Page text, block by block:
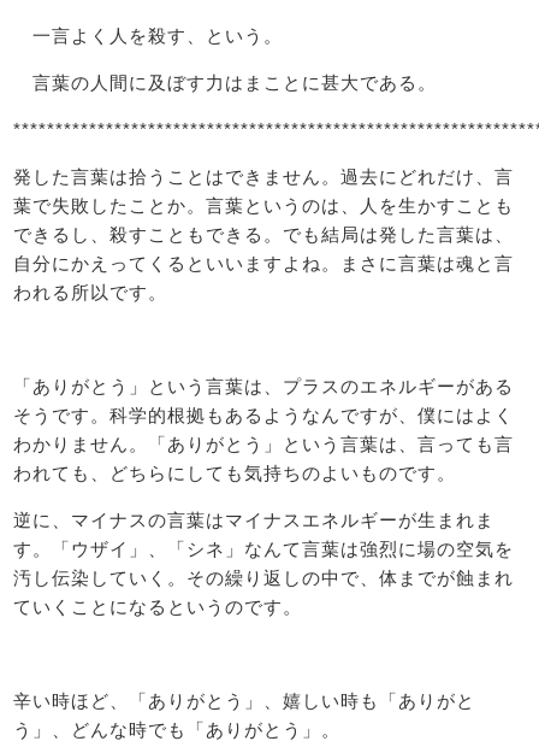
一言よく人を殺す、という。
言葉の人間に及ぼす力はまことに甚大である。
発した言葉は拾うことはできません。過去にどれだけ、言
葉で失敗したことか。言葉というのは、人を生かすことも
できるし、殺すこともできる。でも結局は発した言葉は、
自分にかえってくるといいますよね。まさに言葉は魂と言
われる所以です。
「ありがとう」という言葉は、プラスのエネルギーがある
そうです。科学的根拠もあるようなんですが、僕にはよく
わかりません。「ありがとう」という言葉は、言っても言
われても、どちらにしても気持ちのよいものです。
逆に、マイナスの言葉はマイナスエネルギーが生まれま
す。「ウザイ」、「シネ」なんて言葉は強烈に場の空気を
汚し伝染していく。その繰り返しの中で、体までが蝕まれ
ていくことになるというのです。
辛い時ほど、「ありがとう」、嬉しい時も「ありがと
う」、どんな時でも「ありがとう」。